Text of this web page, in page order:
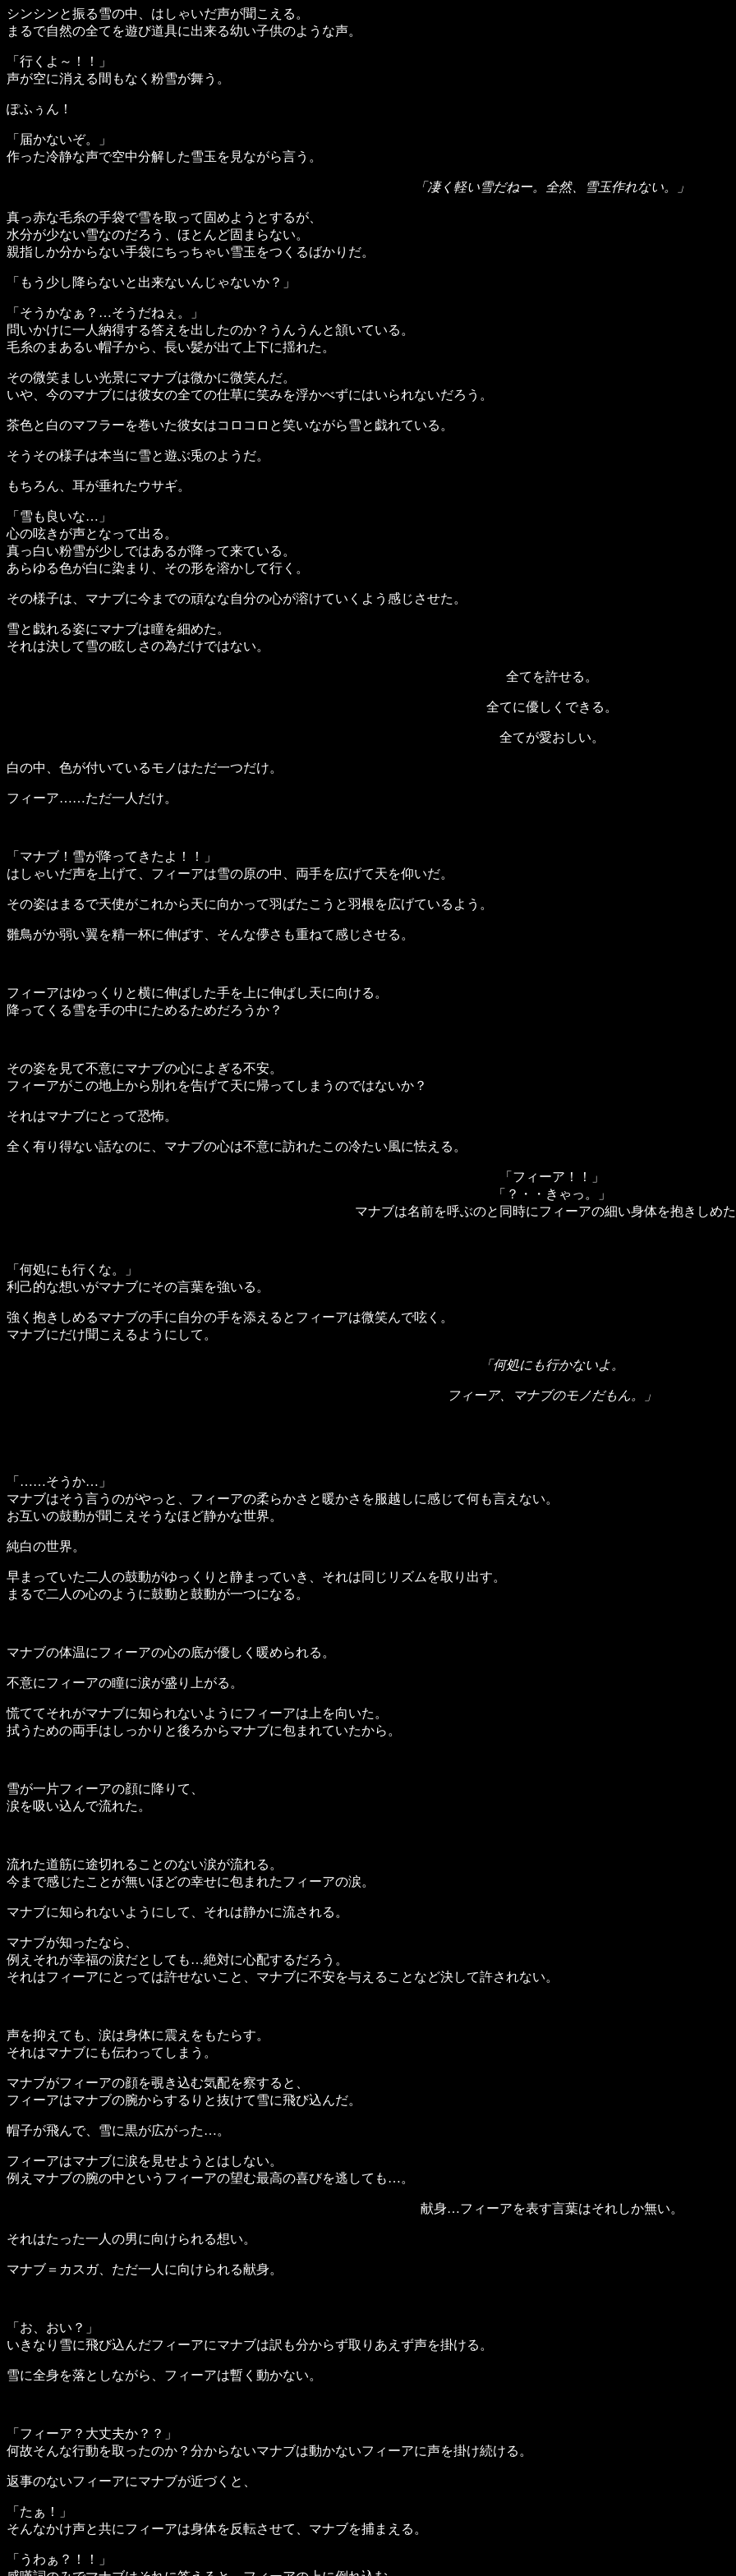
シンシンと振る雪の中、はしゃいだ声が聞こえる。
まるで自然の全てを遊び道具に出来る幼い子供のような声。
「行くよ～！！」
声が空に消える間もなく粉雪が舞う。
ぽふぅん！
「届かないぞ。」
作った冷静な声で空中分解した雪玉を見ながら言う。
「凄く軽い雪だねー。全然、雪玉作れない。」
真っ赤な毛糸の手袋で雪を取って固めようとするが、
水分が少ない雪なのだろう、ほとんど固まらない。
親指しか分からない手袋にちっちゃい雪玉をつくるばかりだ。
「もう少し降らないと出来ないんじゃないか？」
「そうかなぁ？…そうだねぇ。」
問いかけに一人納得する答えを出したのか？うんうんと頷いている。
毛糸のまあるい帽子から、長い髪が出て上下に揺れた。
その微笑ましい光景にマナブは微かに微笑んだ。
いや、今のマナブには彼女の全ての仕草に笑みを浮かべずにはいられないだろう。
茶色と白のマフラーを巻いた彼女はコロコロと笑いながら雪と戯れている。
そうその様子は本当に雪と遊ぶ兎のようだ。
もちろん、耳が垂れたウサギ。
「雪も良いな…」
心の呟きが声となって出る。
真っ白い粉雪が少しではあるが降って来ている。
あらゆる色が白に染まり、その形を溶かして行く。
その様子は、マナブに今までの頑なな自分の心が溶けていくよう感じさせた。
雪と戯れる姿にマナブは瞳を細めた。
それは決して雪の眩しさの為だけではない。
全てを許せる。
全てに優しくできる。
全てが愛おしい。
白の中、色が付いているモノはただ一つだけ。
フィーア……ただ一人だけ。
「マナブ！雪が降ってきたよ！！」
はしゃいだ声を上げて、フィーアは雪の原の中、両手を広げて天を仰いだ。
その姿はまるで天使がこれから天に向かって羽ばたこうと羽根を広げているよう。
雛鳥がか弱い翼を精一杯に伸ばす、そんな儚さも重ねて感じさせる。
フィーアはゆっくりと横に伸ばした手を上に伸ばし天に向ける。
降ってくる雪を手の中にためるためだろうか？
その姿を見て不意にマナブの心によぎる不安。
フィーアがこの地上から別れを告げて天に帰ってしまうのではないか？
それはマナブにとって恐怖。
全く有り得ない話なのに、マナブの心は不意に訪れたこの冷たい風に怯える。
「フィーア！！」
「？・・きゃっ。」
マナブは名前を呼ぶのと同時にフィーアの細い身体を抱きしめ
「何処にも行くな。」
利己的な想いがマナブにその言葉を強いる。
強く抱きしめるマナブの手に自分の手を添えるとフィーアは微笑んで呟く。
マナブにだけ聞こえるようにして。
「何処にも行かないよ。
フィーア、マナブのモノだもん。」
「……そうか…」
マナブはそう言うのがやっと、フィーアの柔らかさと暖かさを服越しに感じて何も言えない。
お互いの鼓動が聞こえそうなほど静かな世界。
純白の世界。
早まっていた二人の鼓動がゆっくりと静まっていき、それは同じリズムを取り出す。
まるで二人の心のように鼓動と鼓動が一つになる。
マナブの体温にフィーアの心の底が優しく暖められる。
不意にフィーアの瞳に涙が盛り上がる。
慌ててそれがマナブに知られないようにフィーアは上を向いた。
拭うための両手はしっかりと後ろからマナブに包まれていたから。
雪が一片フィーアの顔に降りて、
涙を吸い込んで流れた。
流れた道筋に途切れることのない涙が流れる。
今まで感じたことが無いほどの幸せに包まれたフィーアの涙。
マナブに知られないようにして、それは静かに流される。
マナブが知ったなら、
例えそれが幸福の涙だとしても…絶対に心配するだろう。
それはフィーアにとっては許せないこと、マナブに不安を与えることなど決して許されない。
声を抑えても、涙は身体に震えをもたらす。
それはマナブにも伝わってしまう。
マナブがフィーアの顔を覗き込む気配を察すると、
フィーアはマナブの腕からするりと抜けて雪に飛び込んだ。
帽子が飛んで、雪に黒が広がった…。
フィーアはマナブに涙を見せようとはしない。
例えマナブの腕の中というフィーアの望む最高の喜びを逃しても…。
献身…フィーアを表す言葉はそれしか無い。
それはたった一人の男に向けられる想い。
マナブ＝カスガ、ただ一人に向けられる献身。
「お、おい？」
いきなり雪に飛び込んだフィーアにマナブは訳も分からず取りあえず声を掛ける。
雪に全身を落としながら、フィーアは暫く動かない。
「フィーア？大丈夫か？？」
何故そんな行動を取ったのか？分からないマナブは動かないフィーアに声を掛け続ける。
返事のないフィーアにマナブが近づくと、
「たぁ！」
そんなかけ声と共にフィーアは身体を反転させて、マナブを捕まえる。
「うわぁ？！！」